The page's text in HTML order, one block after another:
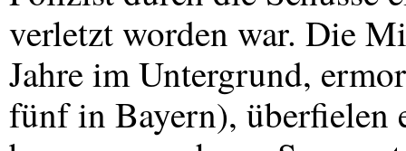
verletzt worden war. Die
Jahre im Untergrund,
fünf in Bayern), überfielen